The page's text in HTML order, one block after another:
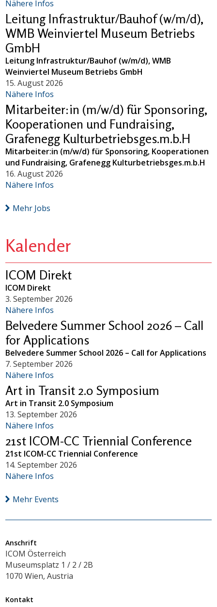
Nähere Infos
Leitung Infrastruktur/Bauhof (w/m/d),
WMB Weinviertel Museum Betriebs
GmbH
Leitung Infrastruktur/Bauhof (w/m/d), WMB
Weinviertel Museum Betriebs GmbH
15. August 2026
Nähere Infos
Mitarbeiter:in (m/w/d) für Sponsoring,
Kooperationen und Fundraising,
Grafenegg Kulturbetriebsges.m.b.H
Mitarbeiter:in (m/w/d) für Sponsoring, Kooperationen
und Fundraising, Grafenegg Kulturbetriebsges.m.b.H
16. August 2026
Nähere Infos
Mehr Jobs
Kalender
ICOM Direkt
ICOM Direkt
3. September 2026
Nähere Infos
Belvedere Summer School 2026 – Call
for Applications
Belvedere Summer School 2026 – Call for Applications
7. September 2026
Nähere Infos
Art in Transit 2.0 Symposium
Art in Transit 2.0 Symposium
13. September 2026
Nähere Infos
21st ICOM-CC Triennial Conference
21st ICOM-CC Triennial Conference
14. September 2026
Nähere Infos
Mehr Events
Anschrift
ICOM Österreich
Museumsplatz 1 / 2 / 2B
1070 Wien, Austria
Kontakt